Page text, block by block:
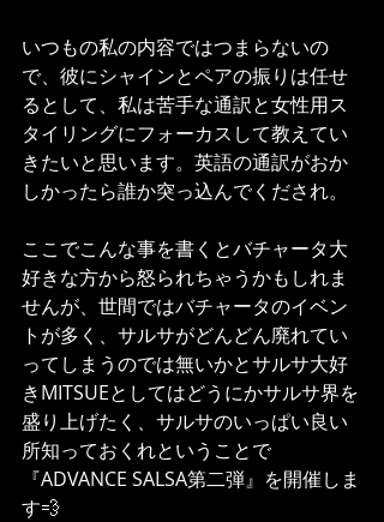
いつもの私の内容ではつまらないの
で、彼にシャインとペアの振りは任せ
るとして、私は苦手な通訳と女性用ス
タイリングにフォーカスして教えてい
きたいと思います。英語の通訳がおか
しかったら誰か突っ込んでくだされ。
ここでこんな事を書くとバチャータ大
好きな方から怒られちゃうかもしれま
せんが、世間ではバチャータのイベン
トが多く、サルサがどんどん廃れてい
ってしまうのでは無いかとサルサ大好
きMITSUEとしてはどうにかサルサ界を
盛り上げたく、サルサのいっぱい良い
所知っておくれということで
『ADVANCE SALSA第二弾』を開催しま
す💨